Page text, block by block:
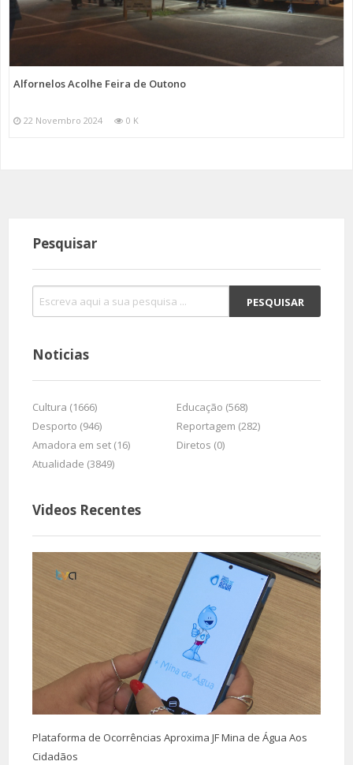
Alfornelos Acolhe Feira de Outono
22 Novembro 2024 0 K
Pesquisar
Noticias
Cultura (1666)
Educação (568)
Desporto (946)
Reportagem (282)
Amadora em set (16)
Diretos (0)
Atualidade (3849)
Videos Recentes
Plataforma de Ocorrências Aproxima JF Mina de Água Aos
Cidadãos